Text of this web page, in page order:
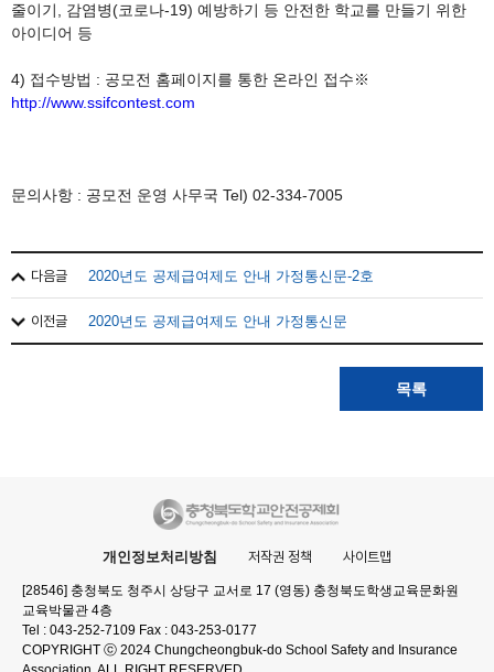
줄이기, 감염병(코로나-19) 예방하기 등 안전한 학교를 만들기 위한
아이디어 등
4) 접수방법 : 공모전 홈페이지를 통한 온라인 접수※
http://www.ssifcontest.com
문의사항 : 공모전 운영 사무국 Tel) 02-334-7005
다음글 2020년도 공제급여제도 안내 가정통신문-2호
이전글 2020년도 공제급여제도 안내 가정통신문
목록
개인정보처리방침 저작권 정책 사이트맵
[28546] 충청북도 청주시 상당구 교서로 17 (영동) 충청북도학생교육문화원
교육박물관 4층
Tel : 043-252-7109 Fax : 043-253-0177
COPYRIGHT ⓒ 2024 Chungcheongbuk-do School Safety and Insurance